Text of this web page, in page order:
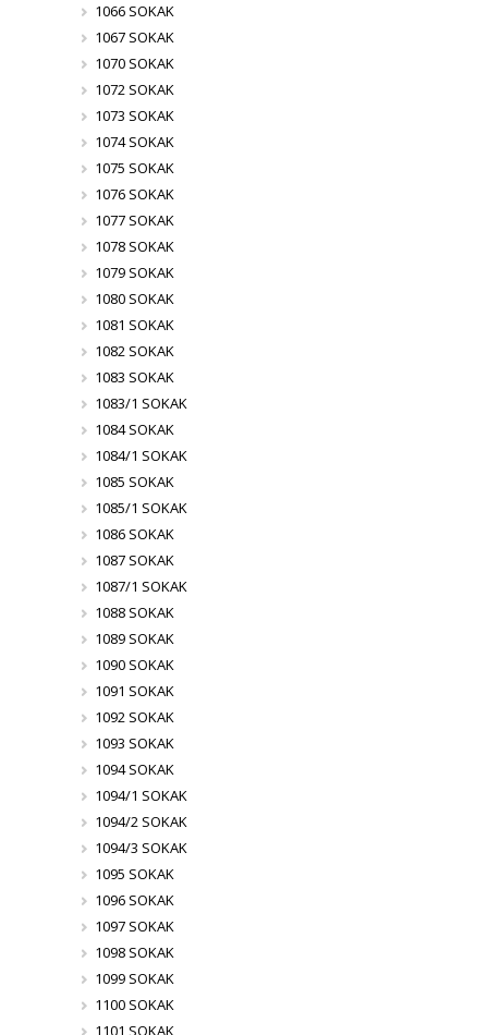
1066 SOKAK
1067 SOKAK
1070 SOKAK
1072 SOKAK
1073 SOKAK
1074 SOKAK
1075 SOKAK
1076 SOKAK
1077 SOKAK
1078 SOKAK
1079 SOKAK
1080 SOKAK
1081 SOKAK
1082 SOKAK
1083 SOKAK
1083/1 SOKAK
1084 SOKAK
1084/1 SOKAK
1085 SOKAK
1085/1 SOKAK
1086 SOKAK
1087 SOKAK
1087/1 SOKAK
1088 SOKAK
1089 SOKAK
1090 SOKAK
1091 SOKAK
1092 SOKAK
1093 SOKAK
1094 SOKAK
1094/1 SOKAK
1094/2 SOKAK
1094/3 SOKAK
1095 SOKAK
1096 SOKAK
1097 SOKAK
1098 SOKAK
1099 SOKAK
1100 SOKAK
1101 SOKAK